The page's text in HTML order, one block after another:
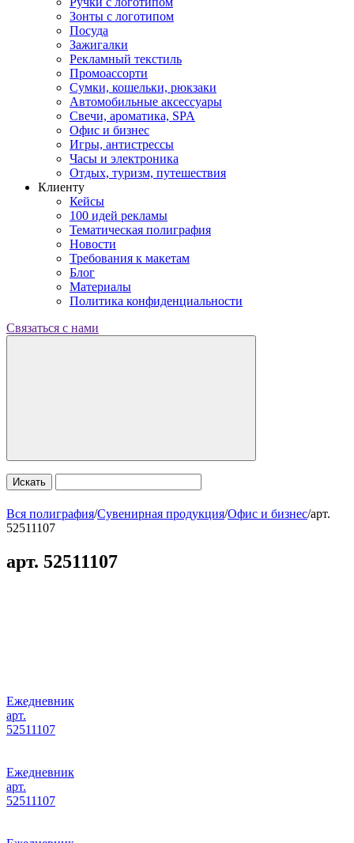
Зонты с логотипом
Посуда
Зажигалки
Рекламный текстиль
Промоассорти
Сумки, кошельки, рюкзаки
Автомобильные аксессуары
Свечи, ароматика, SPA
Офис и бизнес
Игры, антистрессы
Часы и электроника
Отдых, туризм, путешествия
Клиенту
Кейсы
100 идей рекламы
Тематическая полиграфия
Новости
Требования к макетам
Блог
Материалы
Политика конфиденциальности
Связаться с нами
Искать
Вся полиграфия/Сувенирная продукция/Офис и бизнес/арт.
52511107
арт. 52511107
Ежедневник
арт.
52511107
Ежедневник
арт.
52511107